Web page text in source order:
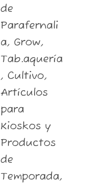
de
Parafernali
a, Grow,
Tab.aquería
, Cultivo,
Artículos
para
Kioskos y
Productos
de
Temporada,